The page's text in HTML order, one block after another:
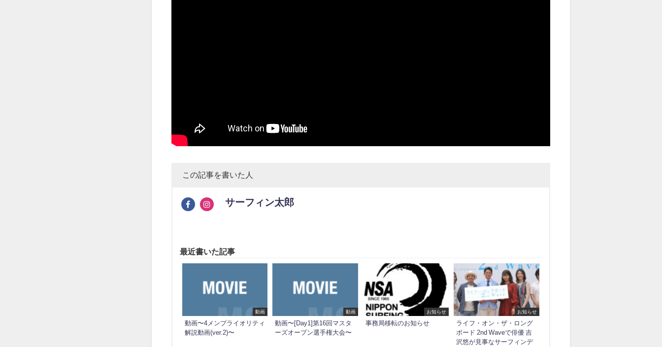
この記事を書いた人
サーフィン太郎
最近書いた記事
動画
動画〜4メンプライオリティ
解説動画(ver.2)〜
動画
動画〜[Day1]第16回マスタ
ーズオープン選手権大会〜
お知らせ
事務局移転のお知らせ
お知らせ
ライフ・オン・ザ・ロング
ボード 2nd Waveで俳優 吉
沢悠が見事なサーフィンデ